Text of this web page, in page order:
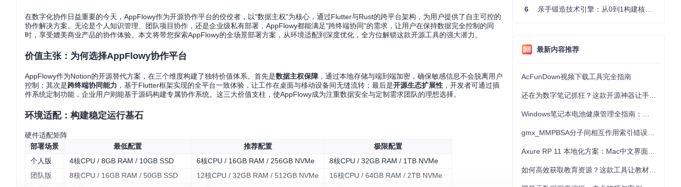
在数字化协作日益重要的今天，AppFlowy作为开源协作平台的佼佼者，以"数据主权"为核心，通过Flutter与Rust的跨平台架构，为用户提供了自主可控的
协作解决方案。无论是个人知识管理、团队项目协作，还是企业级私有部署，AppFlowy都能满足"跨终端协同"的需求，让用户在保持数据完全控制的同
时，享受媲美商业产品的协作体验。本文将带您探索AppFlowy的全场景部署方案，从环境适配到深度优化，全方位解锁这款开源工具的强大潜力。
价值主张：为何选择AppFlowy协作平台
AppFlowy作为Notion的开源替代方案，在三个维度构建了独特价值体系。首先是数据主权保障 ，通过本地存储与端到端加密，确保敏感信息不会脱离用户
控制；其次是跨终端协同能力 ，基于Flutter框架实现的全平台一致体验，让工作在桌面与移动设备间无缝流转；最后是开源生态扩展性 ，开发者可通过插
件系统定制功能，企业用户则能基于源码构建专属协作系统。这三大价值支柱，使AppFlowy成为注重数据安全与定制需求团队的理想选择。
环境适配：构建稳定运行基石
硬件适配矩阵
部署场景
最低配置 推荐配置
极限配置
个人版
4核CPU / 8GB RAM / 10GB SSD 6核CPU / 16GB RAM / 256GB NVMe
8核CPU / 32GB RAM / 1TB NVMe
团队版
8核CPU / 16GB RAM / 50GB SSD 12核CPU / 32GB RAM / 512GB NVMe
16核CPU / 64GB RAM / 2TB NVMe
6 亲手锻造技术引擎：从0到1构建核心系统的实践指南
最新内容推荐
AcFunDown视频下载工具完全指南